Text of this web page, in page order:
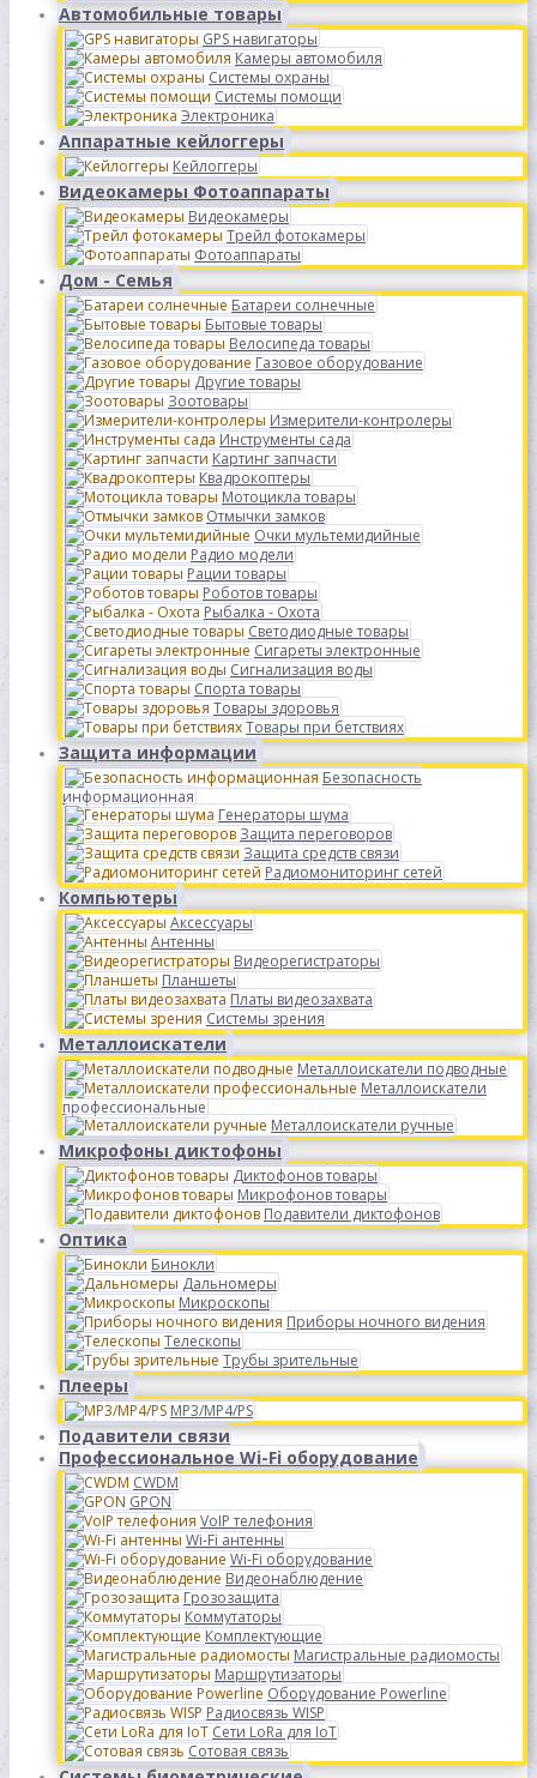
Автомобильные товары
GPS навигаторы
Камеры автомобиля
Системы охраны
Системы помощи
Электроника
Аппаратные кейлоггеры
Кейлоггеры
Видеокамеры Фотоаппараты
Видеокамеры
Трейл фотокамеры
Фотоаппараты
Дом - Семья
Батареи солнечные
Бытовые товары
Велосипеда товары
Газовое оборудование
Другие товары
Зоотовары
Измерители-контролеры
Инструменты сада
Картинг запчасти
Квадрокоптеры
Мотоцикла товары
Отмычки замков
Очки мультемидийные
Радио модели
Рации товары
Роботов товары
Рыбалка - Охота
Светодиодные товары
Сигареты электронные
Сигнализация воды
Спорта товары
Товары здоровья
Товары при бетствиях
Защита информации
Безопасность
информационная
Генераторы шума
Защита переговоров
Защита средств связи
Радиомониторинг сетей
Компьютеры
Аксессуары
Антенны
Видеорегистраторы
Планшеты
Платы видеозахвата
Системы зрения
Металлоискатели
Металлоискатели подводные
Металлоискатели
профессиональные
Металлоискатели ручные
Микрофоны диктофоны
Диктофонов товары
Микрофонов товары
Подавители диктофонов
Оптика
Бинокли
Дальномеры
Микроскопы
Приборы ночного видения
Телескопы
Трубы зрительные
Плееры
MP3/MP4/PS
Подавители связи
Профессиональное Wi-Fi оборудование
CWDM
GPON
VoIP телефония
Wi-Fi антенны
Wi-Fi оборудование
Видеонаблюдение
Грозозащита
Коммутаторы
Комплектующие
Магистральные радиомосты
Маршрутизаторы
Оборудование Powerline
Радиосвязь WISP
Сети LoRa для IoT
Сотовая связь